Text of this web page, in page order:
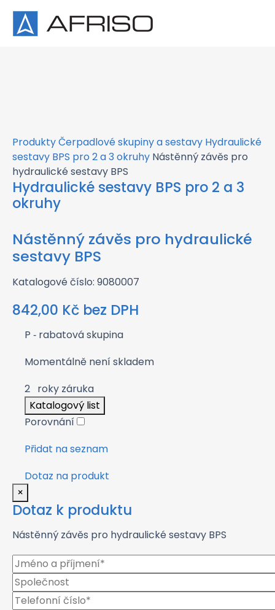
×
ProduktyČerpadlové skupiny a sestavy Hydraulické
sestavy BPS pro 2 a 3 okruhy Nástěnný závěs pro
hydraulické sestavy BPS
Hydraulické sestavy BPS pro 2 a 3
okruhy
Nástěnný závěs pro hydraulické
sestavy BPS
Katalogové číslo: 9080007
842,00 Kč bez DPH
P ‑ rabatová skupina
Momentálně není skladem
2 roky záruka
Katalogový list
Porovnání
Přidat na seznam
Dotaz na produkt
×
Dotaz k produktu
Nástěnný závěs pro hydraulické sestavy BPS